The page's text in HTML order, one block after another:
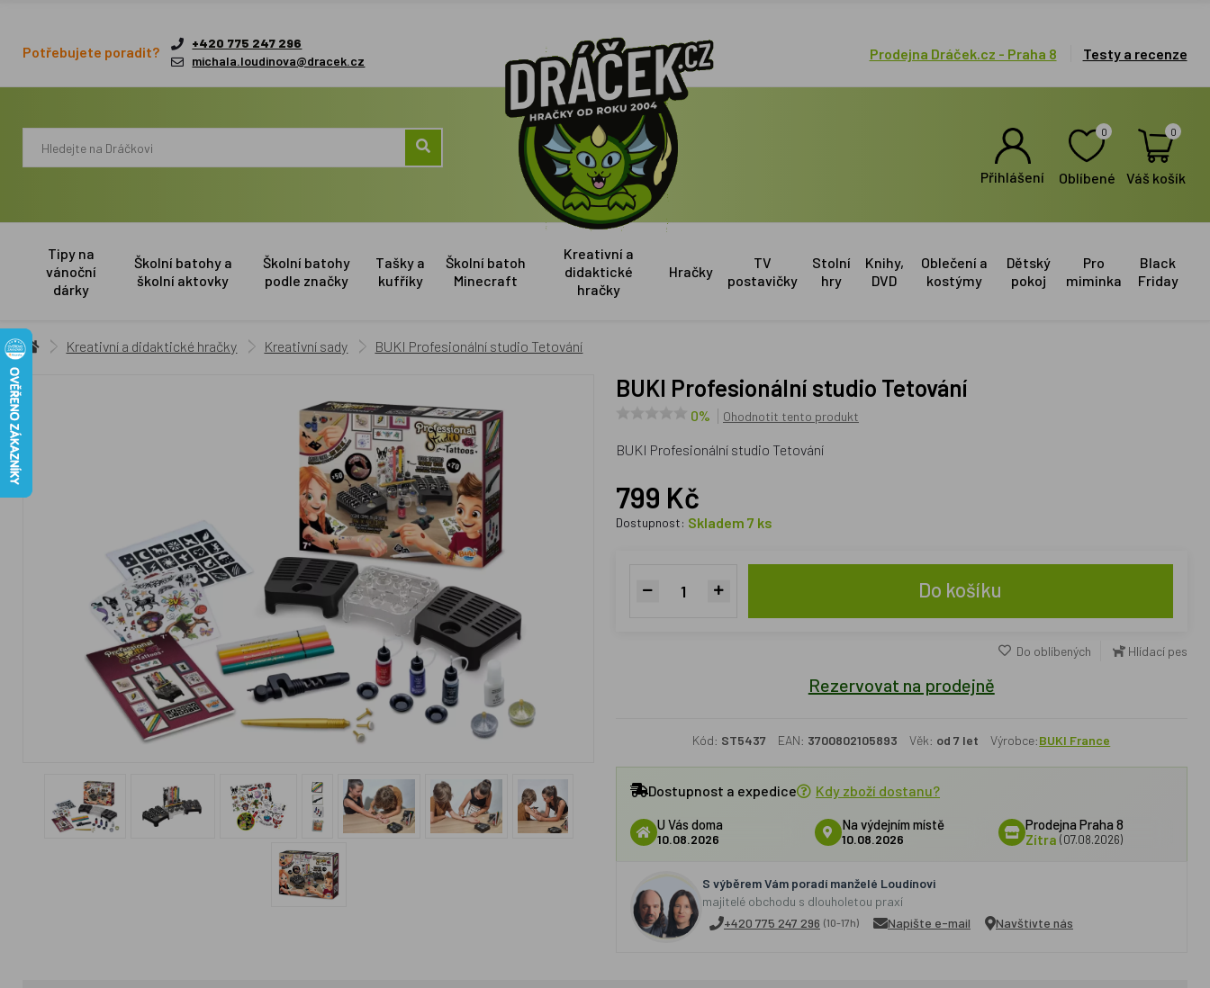
Potřebujete poradit?
+420 775 247 296
michala.loudinova@dracek.cz
Prodejna Dráček.cz - Praha 8 Testy a recenze
Přihlášení
0
Oblíbené
0
Váš košík
Tipy na
vánoční
dárky
Školní batohy a
školní aktovky
Školní batohy
podle značky
Tašky a
kufříky
Školní batoh
Minecraft
Kreativní a
didaktické
hračky
Hračky
TV
postavičky
Stolní
hry
Knihy,
DVD
Oblečení a
kostýmy
Dětský
pokoj
Pro
miminka
Black
Friday
Kreativní a didaktické hračky Kreativní sady BUKI Profesionální studio Tetování
BUKI Profesionální studio Tetování
0% Ohodnotit tento produkt
BUKI Profesionální studio Tetování
799 Kč
Dostupnost: Skladem 7 ks
Do košíku
Do oblíbených Hlídací pes
Rezervovat na prodejně
Kód: ST5437 EAN: 3700802105893 Věk: od 7 let Výrobce:BUKI France
Dostupnost a expedice Kdy zboží dostanu?
U Vás doma
10.08.2026
Na výdejním místě
10.08.2026
Prodejna Praha 8
Zítra (07.08.2026)
S výběrem Vám poradí manželé Loudínovi
majitelé obchodu s dlouholetou praxí
+420 775 247 296 (10-17h) Napište e-mail Navštivte nás